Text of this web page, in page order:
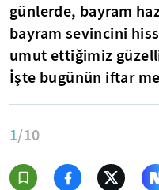
günlerde, bayram
bayram sevincini
umut ettiğimiz
İşte bugünün iftar
1/10